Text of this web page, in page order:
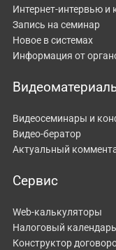
Интернет-интервью и
Запись на семинар
Новое в системах
Информация от
Видеосеминары и
Видео-бератор
Актуальный
Сервис
Web-калькуляторы
Налоговый календарь
Конструктор